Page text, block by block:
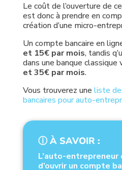
Le coût de l’ouverture de
est donc à prendre en
création d’une micro-
Un compte bancaire en
et 15€ par mois, tandis
dans une banque classique
et 35€ par mois.
Vous trouverez une liste
bancaires pour auto-
ⓘ À SAVOIR :
L’auto-
d’ouvrir un compte